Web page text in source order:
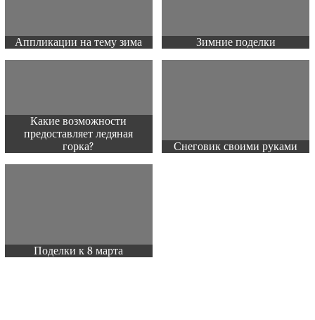
Аппликации на тему зима Зимние поделки
Какие возможности
предоставляет ледяная
горка?
Снеговик своими руками
Поделки к 8 марта